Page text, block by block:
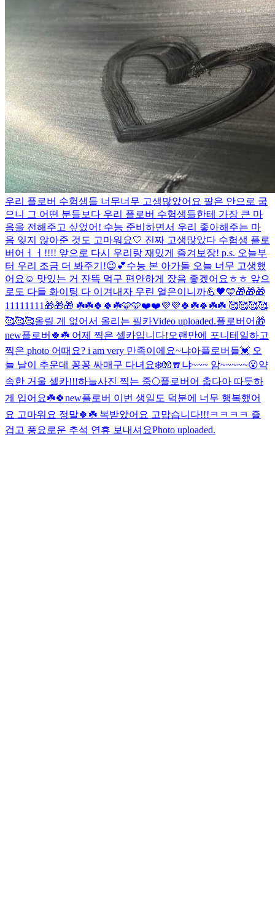
우리 플로버 수험생들 너무너무 고생많았어요 팔은 안으로 굽
으니 그 어떤 분들보다 우리 플로버 수험생들한테 가장 큰 마
음을 전해주고 싶었어! 수능 준비하면서 우리 좋아해주는 마
음 잊지 않아준 것도 고마워요🤍 진짜 고생많았다 수험생 플로
버어ㅓㅓ!!!! 앞으로 다시 우리랑 재밌게 즐겨보장! p.s. 오늘부
터 우리 조금 더 봐주기!😉💕수능 본 아가들 오늘 너무 고생했
어요☺️ 맛있는 거 잔뜩 먹구 편안하게 잤음 좋겠어요ㅎㅎ 앞으
로도 다들 화이팅 다 이겨내자 우린 얼은이니까💪🖤🩵🎁🎁🎁
11111111🎁🎁🎁 ☘️☘️🍀🍀☘️🩵🩵❤️❤️💜💜🍀☘️🍀☘️☘️ 🥰🥰🥰🥰
🥰🥰🥰올릴 게 없어서 올리는 필카Video uploaded.플로버어🎁
new플로버🍀☘️ 어제 찍은 셀카입니다!오랜만에 포니테일하고
찍은 photo 어때요? i am very 만족이에요~냐아플로버들💓 오
늘 날이 추운데 꽁꽁 싸매구 다녀요❄️🧤🧣 냐~~~ 암~~~~~😮약
속한 거울 셀카!!!하늘사진 찍는 중🌕플로버어 춥다아 따듯하
게 입어요☘️🍀new플로버 이번 생일도 덕분에 너무 행복했어
요 고마워요 정말🍀☘️ 복받았어요 고맙습니다!!! ㅋㅋㅋㅋ 즐
겁고 풍요로운 추석 연휴 보내셔요Photo uploaded.